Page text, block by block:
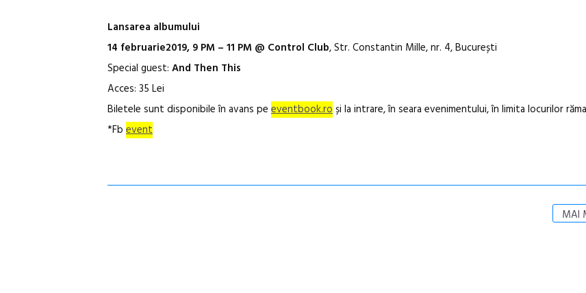
Lansarea albumului
14 februarie2019, 9 PM – 11 PM @ Control Club, Str. Constantin Mille, nr. 4, București
Special guest: And Then This
Acces: 35 Lei
Biletele sunt disponibile în avans pe eventbook.roși la intrare, în seara evenimentului, în limita locurilor
*Fb event
MAI